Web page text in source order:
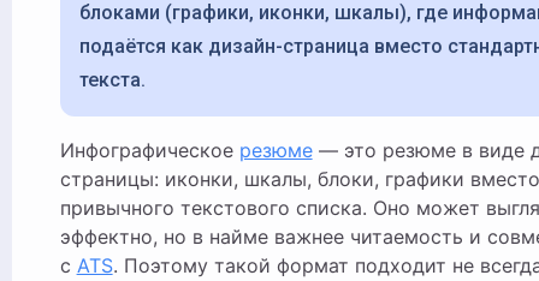
блоками (графики, иконки, шкалы), где
подаётся как дизайн-страница вместо
текста.
Инфографическое резюме— это резюме в виде
страницы: иконки, шкалы, блоки, графики вместо
привычного текстового списка. Оно может
эффектно, но в найме важнее читаемость и
с ATS. Поэтому такой формат подходит не